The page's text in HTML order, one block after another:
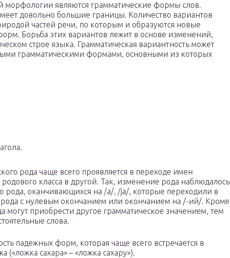
морфологии являются грамматические формы слов.
довольно большие границы. Количество вариантов
частей речи, по которым и образуются новые
Борьба этих вариантов лежит в основе изменений,
строе языка. Грамматическая вариантность может
грамматическими формами, основными из которых
рода чаще всего проявляется в переходе имен
класса в другой. Так, изменение рода наблюдалось
рода, оканчивающихся на /a/, /ja/, которые переходили в
с нулевым окончанием или окончанием на /-ий/. Кроме
приобрести другое грамматическое значением, тем
слова.
падежных форм, которая чаще всего встречается в
(«ложка сахара» – «ложка сахару»).